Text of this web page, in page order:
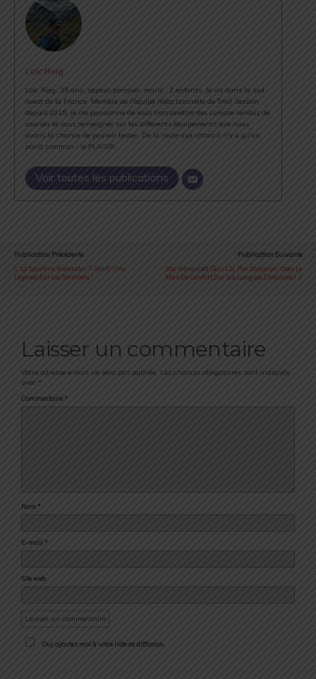
Loïc Roig
Loïc Roig, 35 ans, sapeur-pompier, marié , 2 enfants. Je vis dans la sud-
ouest de la France. Membre de l'équipe rédactionnelle de Trail Session
depuis 2015, je me passionne de vous transmettre des compte-rendus de
courses et vous renseigner sur les différents équipements que nous
avons la chance de pouvoir tester. De la route aux ultras il n'y a qu'un
point commun : le PLAISIR.
Voir toutes les publications
Publication Précédente
La Sportiva Xcelerator T-Shirt : Une
Légèreté Sur Les Sommets !
Publication Suivante
Sac Advanced Skin 12L Par Salomon : Osez Le
Max De Confort Sur Vos Longues Distances !
Laisser un commentaire
Votre adresse e-mail ne sera pas publiée. Les champs obligatoires sont indiqués
avec *
Commentaire *
Nom *
E-mail *
Site web
Oui, ajoutez moi à votre liste de diffusion.